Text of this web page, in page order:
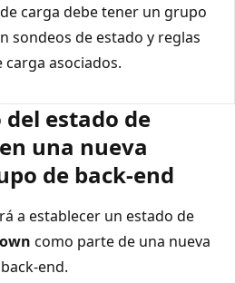
carga debe tener un grupo
sondeos de estado y reglas
asociados.
estado de
una nueva
de back-end
a establecer un estado de
como parte de una nueva
end.